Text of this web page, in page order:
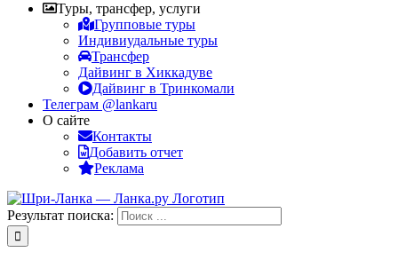
Туры, трансфер, услуги
Групповые туры
Индивиудальные туры
Трансфер
Дайвинг в Хиккадуве
Дайвинг в Тринкомали
Телеграм @lankaru
О сайте
Контакты
Добавить отчет
Реклама
Результат поиска: